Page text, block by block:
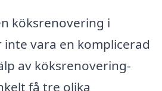
köksrenovering i
vara en komplicerad
av köksrenovering-
få tre olika